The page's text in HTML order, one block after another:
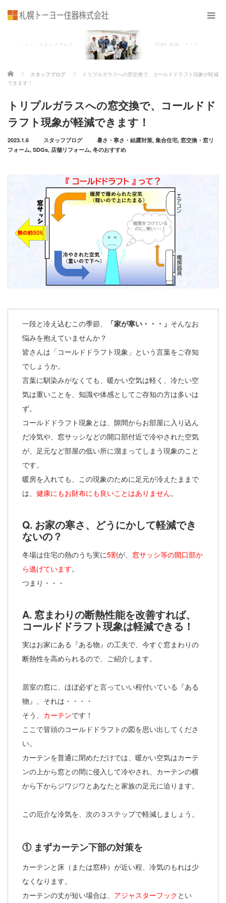
ホーム スタッフブログ
トリプルガラスへの窓交換で、コールドドラフト現象が軽減
できます！
トリプルガラスへの窓交換で、コールドド
ラフト現象が軽減できます！
2023.1.6 スタッフブログ 暑さ・寒さ・結露対策, 集合住宅, 窓交換・窓リ
フォーム, SDGs, 店舗リフォーム, 冬のおすすめ
一段と冷え込むこの季節、 「家が寒い・・・」 そんなお
悩みを抱えていませんか？
皆さんは「コールドドラフト現象」という言葉をご存知
でしょうか。
言葉に馴染みがなくても、暖かい空気は軽く、冷たい空
気は重いことを、知識や体感としてご存知の方は多いは
ず。
コールドドラフト現象とは、隙間からお部屋に入り込ん
だ冷気や、窓サッシなどの開口部付近で冷やされた空気
が、足元など部屋の低い所に溜まってしまう現象のこと
です。
暖房を入れても、この現象のために足元が冷えたままで
は、 健康にもお財布にも良いことはありません。
Q. お家の寒さ、どうにかして軽減でき
ないの？
冬場は住宅の熱のうち実に5割が、 窓サッシ等の開口部か
ら逃げています。
つまり・・・
A. 窓まわりの断熱性能を改善すれば、
コールドドラフト現象は軽減できる！
実はお家にある『ある物』の工夫で、今すぐ窓まわりの
断熱性を高められるので、ご紹介します。
居室の窓に、ほぼ必ずと言っていい程付いている『ある
物』、それは・・・・
そう、 カーテンです！
ここで冒頭のコールドドラフトの図を思い出してくださ
い。
カーテンを普通に閉めただけでは、暖かい空気はカーテ
ンの上から窓との間に侵入して冷やされ、カーテンの横
から下からジワジワとあなたと家族の足元に迫ります。
この厄介な冷気を、次の３ステップで軽減しましょう。
① まずカーテン下部の対策を
カーテンと床（または窓枠）が近い程、冷気のもれは少
なくなります。
カーテンの丈が短い場合は、 アジャスターフック とい